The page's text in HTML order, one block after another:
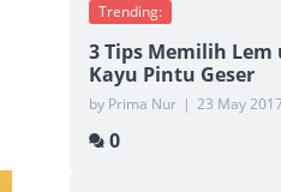
Trending:
3 Tips Memilih
Kayu Pintu Geser
by Prima Nur | 23 May 2017
0